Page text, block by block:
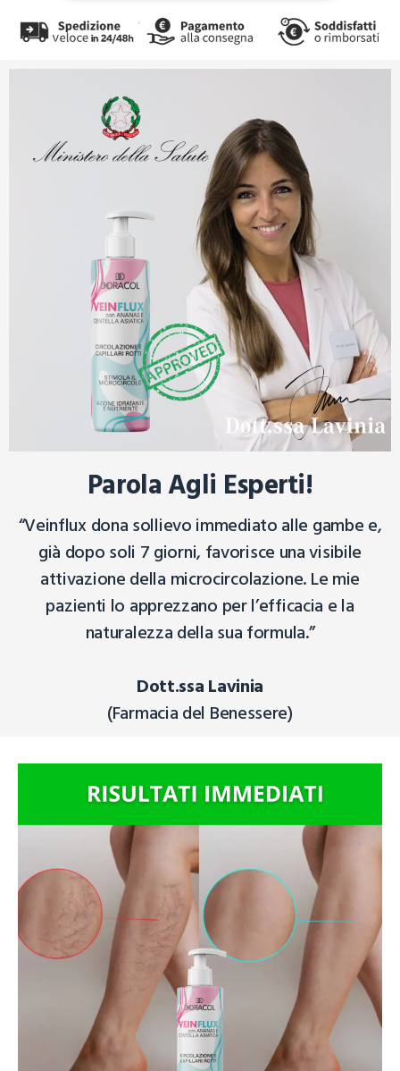
Parola Agli Esperti!
“Veinflux dona sollievo immediato alle gambe e,
già dopo soli 7 giorni, favorisce una visibile
attivazione della microcircolazione. Le mie
pazienti lo apprezzano per l’efficacia e la
naturalezza della sua formula.”
Dott.ssa Lavinia
(Farmacia del Benessere)